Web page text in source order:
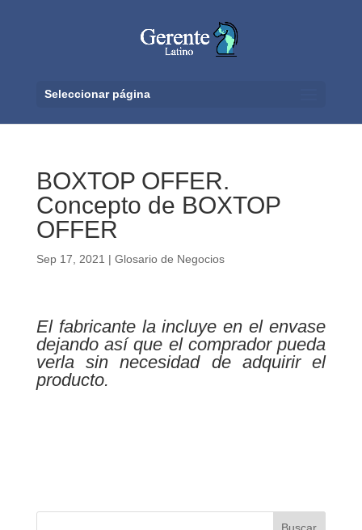
Seleccionar página
BOXTOP OFFER.
Concepto de BOXTOP
OFFER
Sep 17, 2021 | Glosario de Negocios
El fabricante la incluye en el envase
dejando así que el comprador pueda
verla sin necesidad de adquirir el
producto.